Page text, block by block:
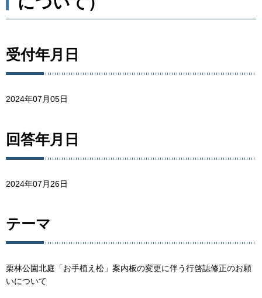
受付年月日
2024年07月05日
回答年月日
2024年07月26日
テーマ
栗林公園北庭「お手植え松」案内板の変更に伴う行啓誌修正のお願
いについて